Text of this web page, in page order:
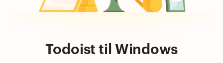
Todoist til Windows